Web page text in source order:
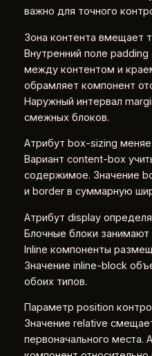
важно для точного
Зона контента вмещает
Внутренний поле
между контентом и
обрамляет компонент
Наружный интервал
смежных блоков.
Атрибут box-sizing
Вариант content-box
содержимое. Значение
и border в суммарную
Атрибут display
Блочные блоки
Inline компоненты
Значение inline-block
обоих типов.
Параметр position
Значение relative
первоначального места.